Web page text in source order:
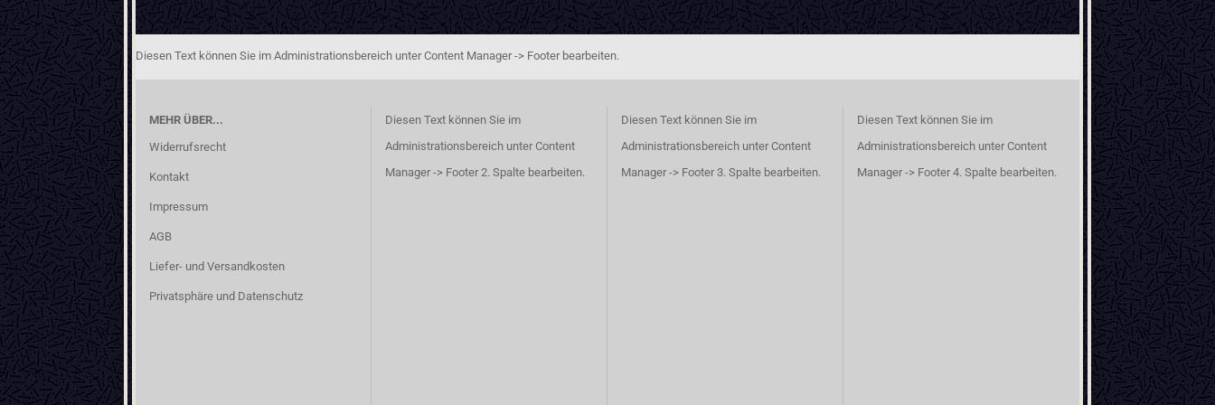
Diesen Text können Sie im Administrationsbereich unter Content Manager -> Footer bearbeiten.
MEHR ÜBER...
Widerrufsrecht
Kontakt
Impressum
AGB
Liefer- und Versandkosten
Privatsphäre und Datenschutz
Diesen Text können Sie im
Administrationsbereich unter Content
Manager -> Footer 2. Spalte bearbeiten.
Diesen Text können Sie im
Administrationsbereich unter Content
Manager -> Footer 3. Spalte bearbeiten.
Diesen Text können Sie im
Administrationsbereich unter Content
Manager -> Footer 4. Spalte bearbeiten.